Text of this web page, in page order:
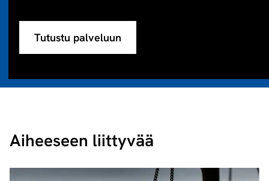
Tutustu palveluun
Aiheeseen liittyvää